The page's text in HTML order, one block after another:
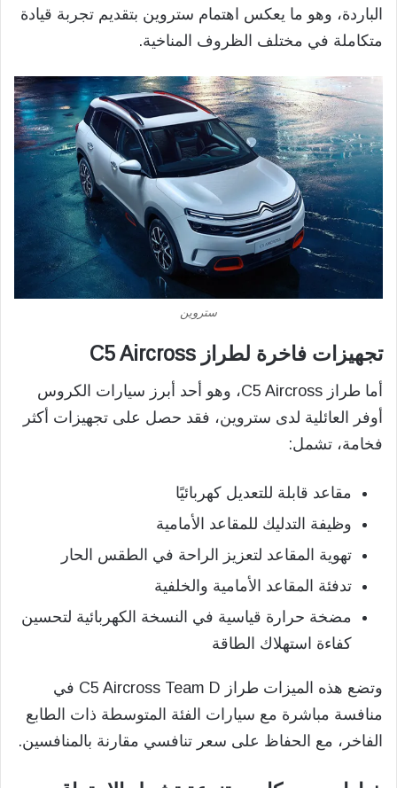
الباردة، وهو ما يعكس اهتمام ستروين بتقديم تجربة قيادة
متكاملة في مختلف الظروف المناخية.
ستروين
تجهيزات فاخرة لطراز C5 Aircross
أما طراز C5 Aircross، وهو أحد أبرز سيارات الكروس
أوفر العائلية لدى ستروين، فقد حصل على تجهيزات أكثر
فخامة، تشمل:
مقاعد قابلة للتعديل كهربائيًا
وظيفة التدليك للمقاعد الأمامية
تهوية المقاعد لتعزيز الراحة في الطقس الحار
تدفئة المقاعد الأمامية والخلفية
مضخة حرارة قياسية في النسخة الكهربائية لتحسين
كفاءة استهلاك الطاقة
وتضع هذه الميزات طراز C5 Aircross Team D في
منافسة مباشرة مع سيارات الفئة المتوسطة ذات الطابع
الفاخر، مع الحفاظ على سعر تنافسي مقارنة بالمنافسين.